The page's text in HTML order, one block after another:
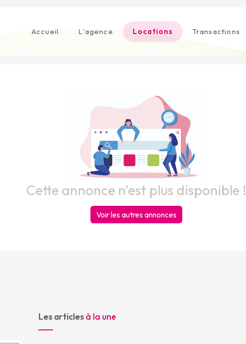
Accueil L'agence Locations Transactions
Cette annonce n'est plus disponible !
Voir les autres annonces
Les articlesà la une